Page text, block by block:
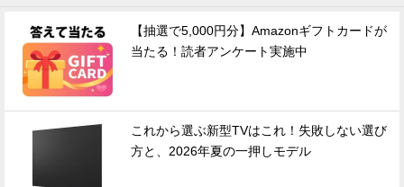
【抽選で5,000円分】Amazonギフトカードが
当たる！読者アンケート実施中
これから選ぶ新型TVはこれ！失敗しない選び
方と、2026年夏の一押しモデル